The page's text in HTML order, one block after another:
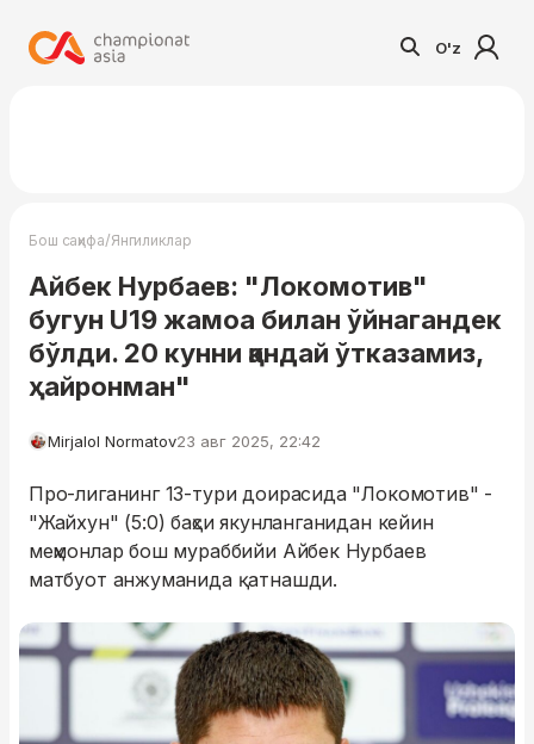
O'z
Бош саҳифа/Янгиликлар
Айбек Нурбаев: "Локомотив"
бугун U19 жамоа билан ўйнагандек
бўлди. 20 кунни қандай ўтказамиз,
ҳайронман"
Mirjalol Normatov23 авг 2025, 22:42
Про-лиганинг 13-тури доирасида "Локомотив" -
"Жайхун" (5:0) баҳси якунланганидан кейин
меҳмонлар бош мураббийи Айбек Нурбаев
матбуот анжуманида қатнашди.